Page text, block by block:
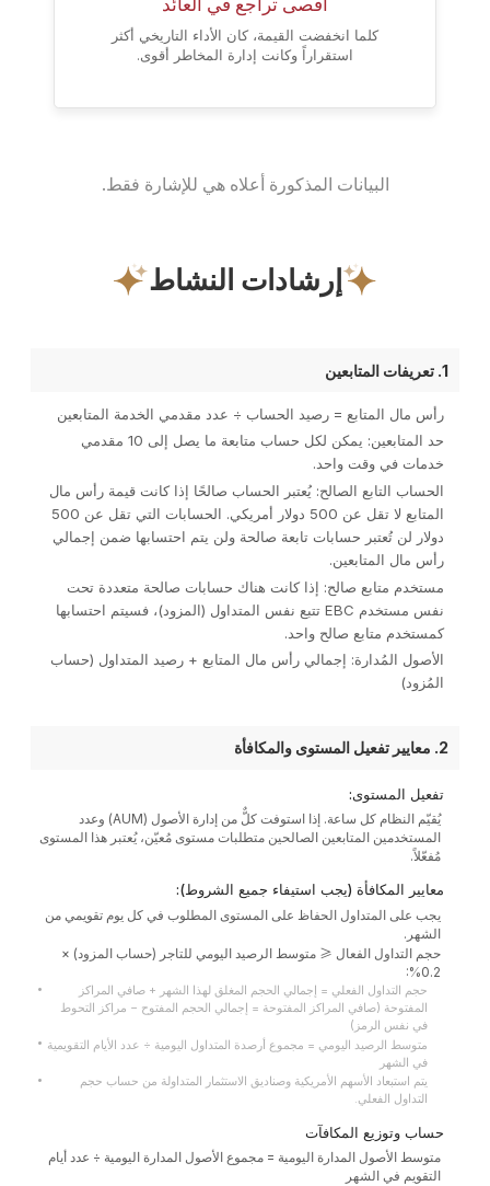
أقصى تراجع في العائد
كلما انخفضت القيمة، كان الأداء التاريخي أكثر
استقراراً وكانت إدارة المخاطر أقوى.
البيانات المذكورة أعلاه هي للإشارة فقط.
إرشادات النشاط
1. تعريفات المتابعين
رأس مال المتابع = رصيد الحساب ÷ عدد مقدمي الخدمة المتابعين
حد المتابعين: يمكن لكل حساب متابعة ما يصل إلى 10 مقدمي
خدمات في وقت واحد.
الحساب التابع الصالح: يُعتبر الحساب صالحًا إذا كانت قيمة رأس مال
المتابع لا تقل عن 500 دولار أمريكي. الحسابات التي تقل عن 500
دولار لن تُعتبر حسابات تابعة صالحة ولن يتم احتسابها ضمن إجمالي
رأس مال المتابعين.
مستخدم متابع صالح: إذا كانت هناك حسابات صالحة متعددة تحت
نفس مستخدم EBC تتبع نفس المتداول (المزود)، فسيتم احتسابها
كمستخدم متابع صالح واحد.
الأصول المُدارة: إجمالي رأس مال المتابع + رصيد المتداول (حساب
المُزود)
2. معايير تفعيل المستوى والمكافأة
تفعيل المستوى:
يُقيّم النظام كل ساعة. إذا استوفت كلٌّ من إدارة الأصول (AUM) وعدد
المستخدمين المتابعين الصالحين متطلبات مستوى مُعيّن، يُعتبر هذا المستوى
مُفعّلاً.
معايير المكافأة (يجب استيفاء جميع الشروط):
يجب على المتداول الحفاظ على المستوى المطلوب في كل يوم تقويمي من
الشهر.
حجم التداول الفعال ≥ متوسط الرصيد اليومي للتاجر (حساب المزود) ×
0.2%:
حجم التداول الفعلي = إجمالي الحجم المغلق لهذا الشهر + صافي المراكز
المفتوحة (صافي المراكز المفتوحة = إجمالي الحجم المفتوح − مراكز التحوط
في نفس الرمز)
متوسط الرصيد اليومي = مجموع أرصدة المتداول اليومية ÷ عدد الأيام التقويمية
في الشهر
يتم استبعاد الأسهم الأمريكية وصناديق الاستثمار المتداولة من حساب حجم
التداول الفعلي.
حساب وتوزيع المكافآت
متوسط الأصول المدارة اليومية = مجموع الأصول المدارة اليومية ÷ عدد أيام
التقويم في الشهر